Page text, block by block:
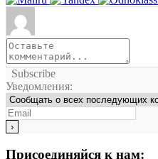
Subscribe
Уведомления:
Присоединяйся к нам: